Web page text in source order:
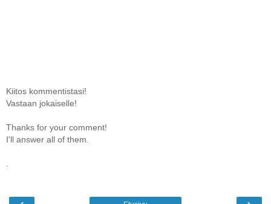
Kiitos kommentistasi!
Vastaan jokaiselle!
Thanks for your comment!
I'll answer all of them.
.